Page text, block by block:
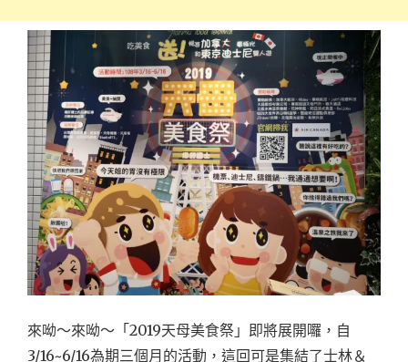
來呦～來呦～「2019天母美食祭」即將展開囉，自
3/16~6/16為期三個月的活動，這回可是集結了士林＆